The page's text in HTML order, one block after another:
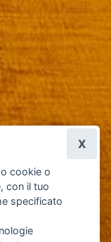
e-commerce
cookie o
con il tuo
specificato
X